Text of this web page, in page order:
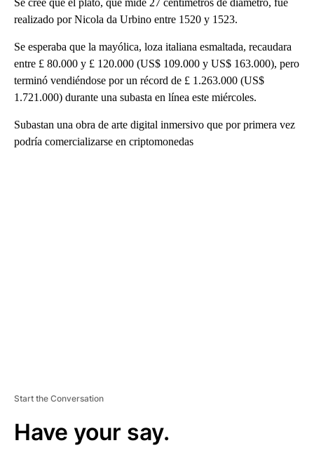
Se cree que el plato, que mide 27 centímetros de diámetro, fue
realizado por Nicola da Urbino entre 1520 y 1523.
Se esperaba que la mayólica, loza italiana esmaltada, recaudara
entre £ 80.000 y £ 120.000 (US$ 109.000 y US$ 163.000), pero
terminó vendiéndose por un récord de £ 1.263.000 (US$
1.721.000) durante una subasta en línea este miércoles.
Subastan una obra de arte digital inmersivo que por primera vez
podría comercializarse en criptomonedas
Start the Conversation
Have your say.